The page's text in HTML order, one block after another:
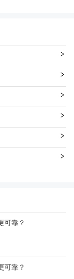
可靠？
可靠？